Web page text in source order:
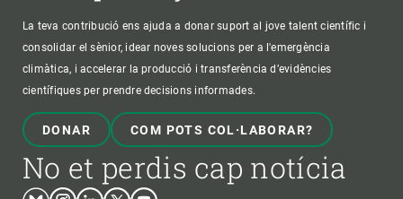
La teva contribució ens ajuda a donar suport al jove talent científic i
consolidar el sènior, idear noves solucions per a l'emergència
climàtica, i accelerar la producció i transferència d’evidències
científiques per prendre decisions informades.
DONAR COM POTS COL·LABORAR?
No et perdis cap notícia
BlueskyInstagram
LinkedinTwitterYoutube